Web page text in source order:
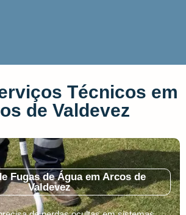
Técnicos em
de Valdevez
Fugas de Água em Arcos de
Valdevez